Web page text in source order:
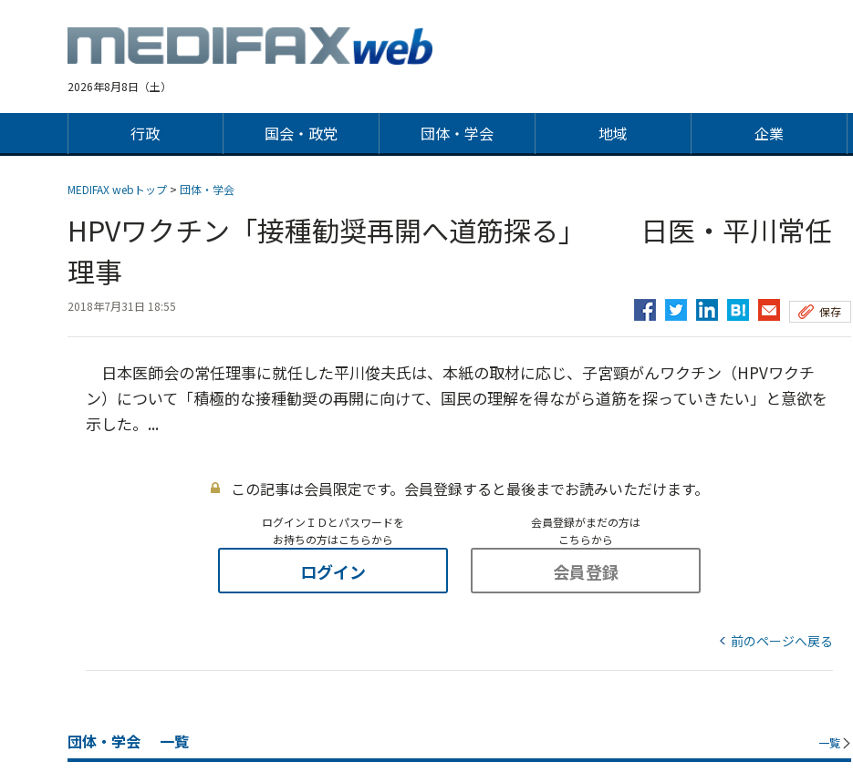
2026年8月8日（土）
行政 国会・政党 団体・学会 地域 企業
MEDIFAX webトップ > 団体・学会
HPVワクチン「接種勧奨再開へ道筋探る」 日医・平川常任
理事
2018年7月31日 18:55 保存
日本医師会の常任理事に就任した平川俊夫氏は、本紙の取材に応じ、子宮頸がんワクチン（HPVワクチ
ン）について「積極的な接種勧奨の再開に向けて、国民の理解を得ながら道筋を探っていきたい」と意欲を
示した。...
この記事は会員限定です。会員登録すると最後までお読みいただけます。
ログインＩＤとパスワードを
お持ちの方はこちらから
ログイン
会員登録がまだの方は
こちらから
会員登録
前のページへ戻る
団体・学会 一覧 一覧